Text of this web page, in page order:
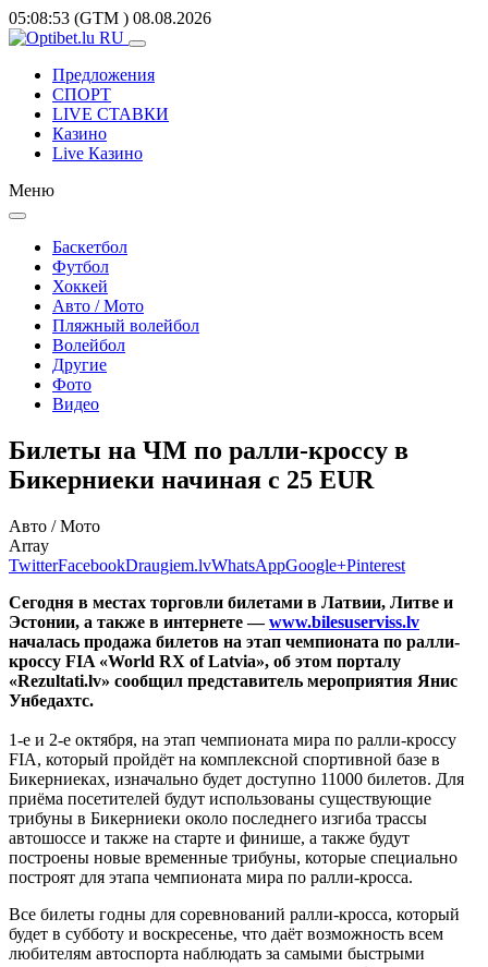
05:08:53 (GTM ) 08.08.2026
Предложения
СПОРТ
LIVE СТАВКИ
Казино
Live Казино
Меню
Баскетбол
Футбол
Хоккей
Авто / Мото
Пляжный волейбол
Волейбол
Другие
Фото
Видео
Билеты на ЧМ по ралли-кроссу в
Бикерниеки начиная с 25 EUR
Авто / Мото
Array
TwitterFacebookDraugiem.lvWhatsAppGoogle+Pinterest
Сегодня в местах торговли билетами в Латвии, Литве и
Эстонии, а также в интернете —www.bilesuserviss.lv
началась продажа билетов на этап чемпионата по ралли-
кроссу FIA «World RX of Latvia», об этом порталу
«Rezultati.lv» сообщил представитель мероприятия Янис
Унбедахтс.
1-е и 2-е октября, на этап чемпионата мира по ралли-кроссу
FIA, который пройдёт на комплексной спортивной базе в
Бикерниеках, изначально будет доступно 11000 билетов. Для
приёма посетителей будут использованы существующие
трибуны в Бикерниеки около последнего изгиба трассы
автошоссе и также на старте и финише, а также будут
построены новые временные трибуны, которые специально
построят для этапа чемпионата мира по ралли-кросса.
Все билеты годны для соревнований ралли-кросса, который
будет в субботу и воскресенье, что даёт возможность всем
любителям автоспорта наблюдать за самыми быстрыми